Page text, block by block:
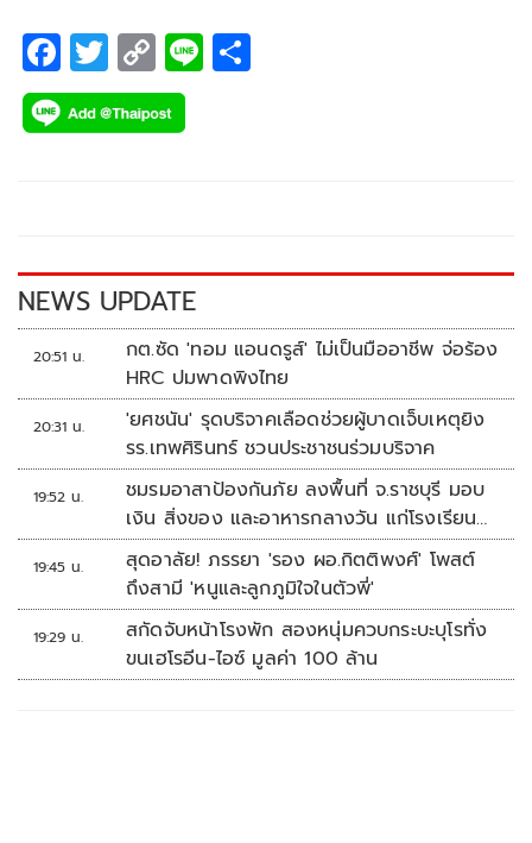
F
ac
e
k
T
wi
tt
C
o
p
k
Li
NEWS UPDATE
20:51 น.
กต.ซัด 'ทอม แอนดรูส์' ไม่เป็นมืออาชีพ จ่อร้อง
HRC ปมพาดพิงไทย
20:31 น.
'ยศชนัน' รุดบริจาคเลือดช่วยผู้บาดเจ็บเหตุยิง
รร.เทพศิรินทร์ ชวนประชาชนร่วมบริจาค
19:52 น.
ชมรมอาสาป้องกันภัย ลงพื้นที่ จ.ราชบุรี มอบ
เงิน สิ่งของ และอาหารกลางวัน แก่โรงเรียน
บ้านหนองน้ำใส
19:45 น.
สุดอาลัย! ภรรยา 'รอง ผอ.กิตติพงศ์' โพสต์
ถึงสามี 'หนูและลูกภูมิใจในตัวพี่'
19:29 น.
สกัดจับหน้าโรงพัก สองหนุ่มควบกระบะบุโรทั่ง
ขนเฮโรอีน-ไอซ์ มูลค่า 100 ล้าน